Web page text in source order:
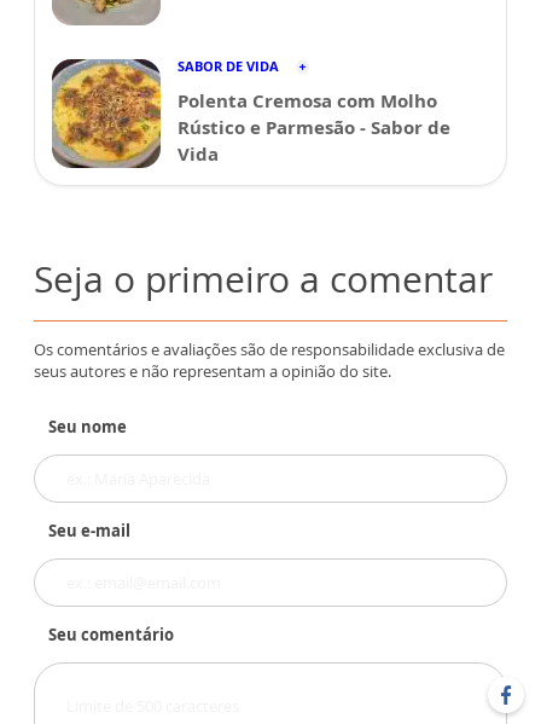
SABOR DE VIDA
Polenta Cremosa com Molho
Rústico e Parmesão - Sabor de
Vida
Seja o primeiro a comentar
Os comentários e avaliações são de responsabilidade exclusiva de
seus autores e não representam a opinião do site.
Seu nome
Seu e-mail
Seu comentário